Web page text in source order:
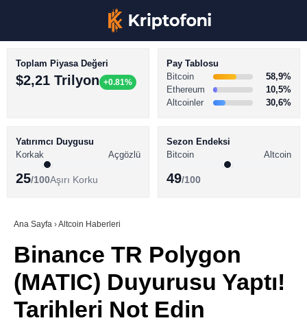
Youtube
TikTok
BİTCOİN HABERLERİ
ALTCOİN HABERLERİ
SÖZLÜK
Toplam Piyasa Değeri
$2,21 Trilyon +0.81%
Pay Tablosu
Bitcoin
58,9%
Ethereum
10,5%
Altcoinler
30,6%
Yatırımcı Duygusu
Korkak
Açgözlü
25/100Aşırı Korku
Sezon Endeksi
Bitcoin
Altcoin
49/100
Ana Sayfa ›Altcoin Haberleri
Binance TR Polygon
(MATIC) Duyurusu Yaptı!
Tarihleri Not Edin